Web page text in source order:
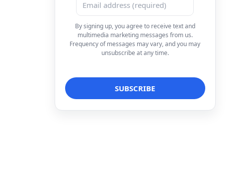
By signing up, you agree to receive text and
multimedia marketing messages from us.
Frequency of messages may vary, and you may
unsubscribe at any time.